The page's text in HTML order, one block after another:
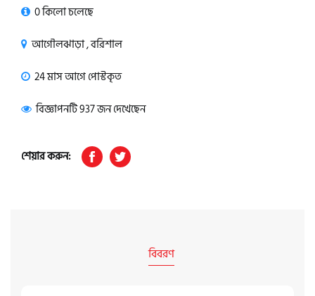
0 কিলো চলেছে
আগৌলঝাড়া , বরিশাল
24 মাস আগে পোস্টকৃত
বিজ্ঞাপনটি 937 জন দেখেছেন
শেয়ার করুন:
বিবরণ